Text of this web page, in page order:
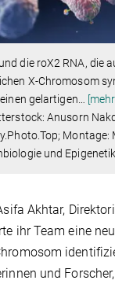
die roX2 RNA, die
X-Chromosom
gelartigen…
Anusorn
Montage:
und
Akhtar,
ihr Team eine
und